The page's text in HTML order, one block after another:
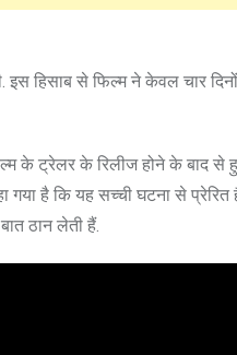
इस हिसाब से फिल्म ने केवल चार
के ट्रेलर के रिलीज होने के बाद से
है कि यह सच्ची घटना से प्रेरित
ठान लेती हैं.